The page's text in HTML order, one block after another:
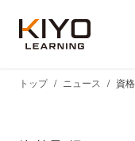
トップ ニュース